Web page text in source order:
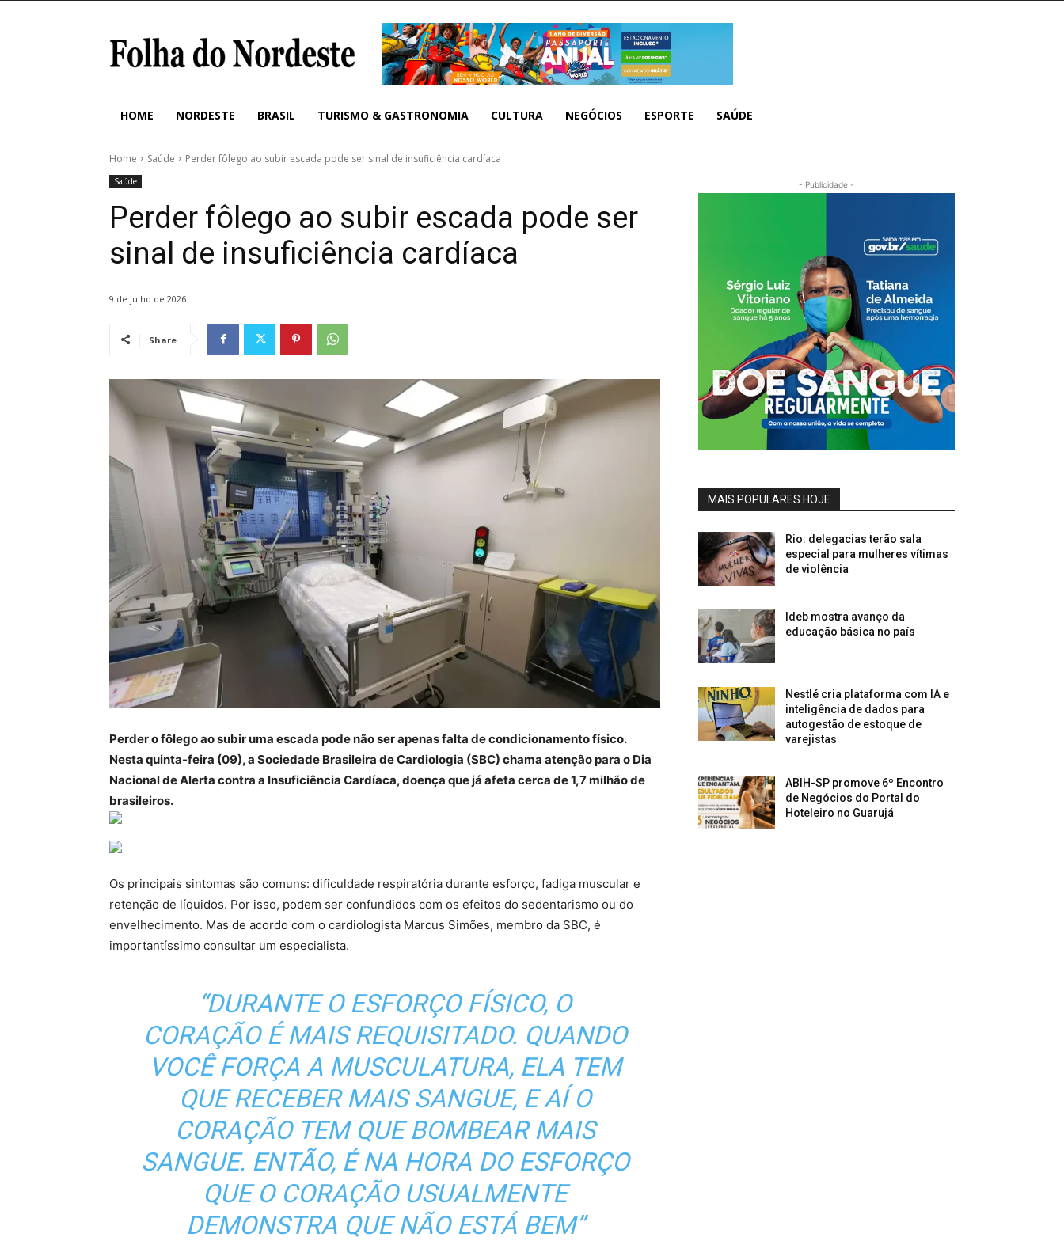
HOME NORDESTE BRASIL TURISMO & GASTRONOMIA CULTURA NEGÓCIOS ESPORTE SAÚDE
Home Saúde Perder fôlego ao subir escada pode ser sinal de insuficiência cardíaca
Saúde
Perder fôlego ao subir escada pode ser
sinal de insuficiência cardíaca
9 de julho de 2026
Share
Perder o fôlego ao subir uma escada pode não ser apenas falta de condicionamento físico.
Nesta quinta-feira (09), a Sociedade Brasileira de Cardiologia (SBC) chama atenção para o Dia
Nacional de Alerta contra a Insuficiência Cardíaca, doença que já afeta cerca de 1,7 milhão de
brasileiros.
Os principais sintomas são comuns: dificuldade respiratória durante esforço, fadiga muscular e
retenção de líquidos. Por isso, podem ser confundidos com os efeitos do sedentarismo ou do
envelhecimento. Mas de acordo com o cardiologista Marcus Simões, membro da SBC, é
importantíssimo consultar um especialista.
“DURANTE O ESFORÇO FÍSICO, O
CORAÇÃO É MAIS REQUISITADO. QUANDO
VOCÊ FORÇA A MUSCULATURA, ELA TEM
QUE RECEBER MAIS SANGUE, E AÍ O
CORAÇÃO TEM QUE BOMBEAR MAIS
SANGUE. ENTÃO, É NA HORA DO ESFORÇO
QUE O CORAÇÃO USUALMENTE
DEMONSTRA QUE NÃO ESTÁ BEM”
- Publicidade -
MAIS POPULARES HOJE
Rio: delegacias terão sala
especial para mulheres vítimas
de violência
Ideb mostra avanço da
educação básica no país
Nestlé cria plataforma com IA e
inteligência de dados para
autogestão de estoque de
varejistas
ABIH-SP promove 6º Encontro
de Negócios do Portal do
Hoteleiro no Guarujá